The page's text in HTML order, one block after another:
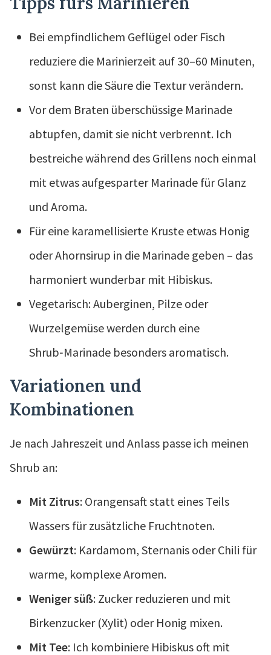
Bei empfindlichem Geflügel oder Fisch
reduziere die Marinierzeit auf 30–60 Minuten,
sonst kann die Säure die Textur verändern.
Vor dem Braten überschüssige Marinade
abtupfen, damit sie nicht verbrennt. Ich
bestreiche während des Grillens noch einmal
mit etwas aufgesparter Marinade für Glanz
und Aroma.
Für eine karamellisierte Kruste etwas Honig
oder Ahornsirup in die Marinade geben – das
harmoniert wunderbar mit Hibiskus.
Vegetarisch: Auberginen, Pilze oder
Wurzelgemüse werden durch eine
Shrub‑Marinade besonders aromatisch.
Variationen und
Kombinationen
Je nach Jahreszeit und Anlass passe ich meinen
Shrub an:
Mit Zitrus: Orangensaft statt eines Teils
Wassers für zusätzliche Fruchtnoten.
Gewürzt: Kardamom, Sternanis oder Chili für
warme, komplexe Aromen.
Weniger süß: Zucker reduzieren und mit
Birkenzucker (Xylit) oder Honig mixen.
Mit Tee: Ich kombiniere Hibiskus oft mit